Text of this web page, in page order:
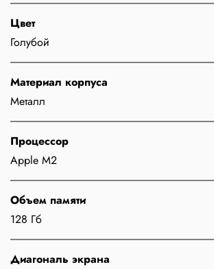
Цвет
Голубой
Материал корпуса
Металл
Процессор
Apple M2
Объем памяти
128 Гб
Диагональ экрана